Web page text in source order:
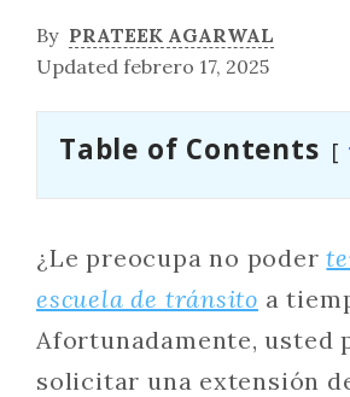
By PRATEEK AGARWAL
Updated febrero 17, 2025
Table of Contents
¿Le preocupa no poder
escuela de tránsito a
Afortunadamente, usted
solicitar una extensión